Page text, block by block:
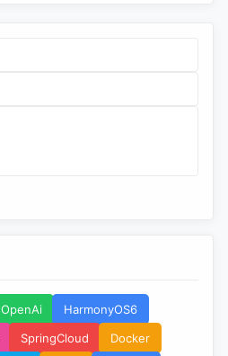
OpenAi
HarmonyOS6
SpringCloud Docker